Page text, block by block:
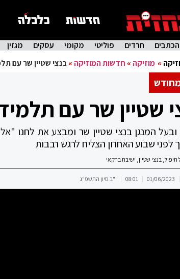
חרדים פוליטי מקומי עסקים מגזין
» מוזיקה » חדשות המוזיקה »בנצי שטיין שר עם
שטיין שר עם
ובעל המנגן בנצי שטיין שר ומבצע את לחנו
לפני שבוע האחרון הצליח לרגש רבבות
תיפול, בנצי שטיין, ישיבת ברקאי
01/06/2023
08:01 י"ב סיון התשפ"ג